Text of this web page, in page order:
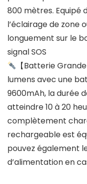
800 mètres. Equipé
l’éclairage de zone
longuement sur le
signal SOS
【Batterie
lumens avec une
9600mAh, la durée
atteindre 10 à 20
complètement
rechargeable est
pouvez également
d’alimentation en